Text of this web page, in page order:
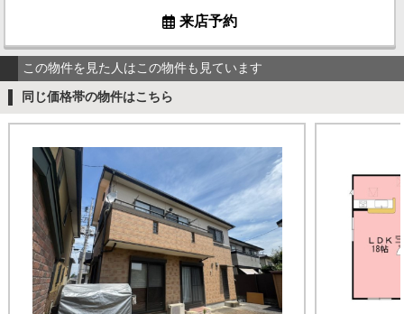
来店予約
この物件を見た人はこの物件も見ています
同じ価格帯の物件はこちら